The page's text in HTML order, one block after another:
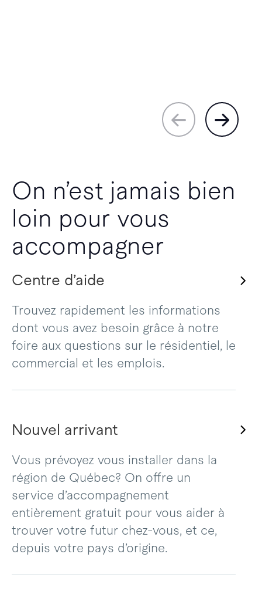
On n’est jamais bien
loin pour vous
accompagner
Centre d’aide
Trouvez rapidement les informations
dont vous avez besoin grâce à notre
foire aux questions sur le résidentiel, le
commercial et les emplois.
Nouvel arrivant
Vous prévoyez vous installer dans la
région de Québec? On offre un
service d’accompagnement
entièrement gratuit pour vous aider à
trouver votre futur chez-vous, et ce,
depuis votre pays d’origine.